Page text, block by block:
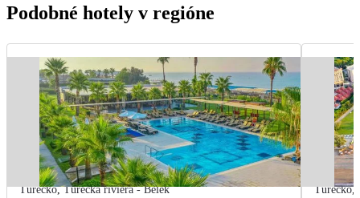
Podobné hotely v regióne
Turecko,Turecká riviéra - Belek Turecko,